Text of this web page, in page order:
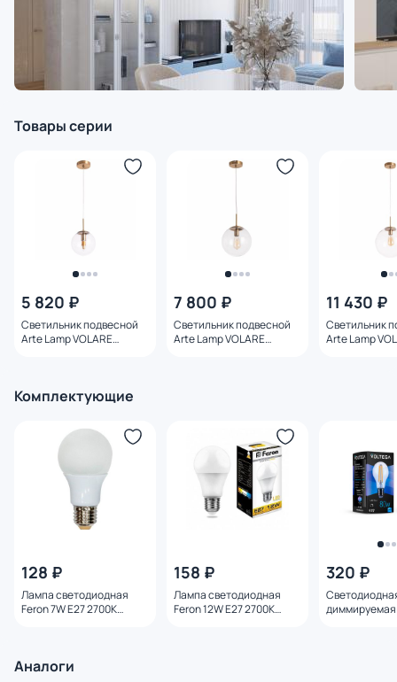
Товары серии
5 820 ₽
Светильник подвесной
Arte Lamp VOLARE
7 800 ₽
Светильник подвесной
Arte Lamp VOLARE
11 430 ₽
Светильник
Arte Lamp
Комплектующие
128 ₽
Лампа светодиодная
Feron 7W E27 2700K
158 ₽
Лампа светодиодная
Feron 12W E27 2700K
320 ₽
Аналоги